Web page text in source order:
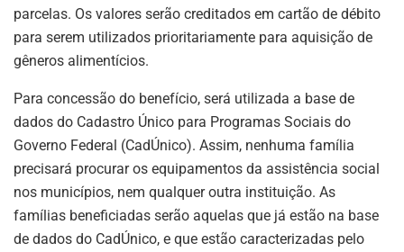
parcelas. Os valores serão creditados em cartão de débito
para serem utilizados prioritariamente para aquisição de
gêneros alimentícios.
Para concessão do benefício, será utilizada a base de
dados do Cadastro Único para Programas Sociais do
Governo Federal (CadÚnico). Assim, nenhuma família
precisará procurar os equipamentos da assistência social
nos municípios, nem qualquer outra instituição. As
famílias beneficiadas serão aquelas que já estão na base
de dados do CadÚnico, e que estão caracterizadas pelo